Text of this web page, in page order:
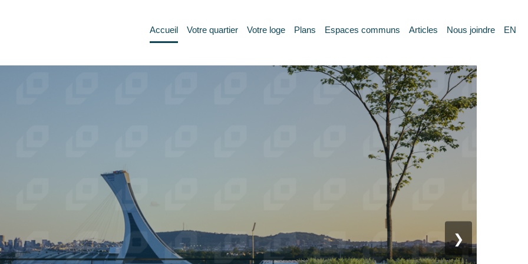
Accueil Votre quartier Votre loge Plans Espaces communs Articles Nous joindre EN
❯